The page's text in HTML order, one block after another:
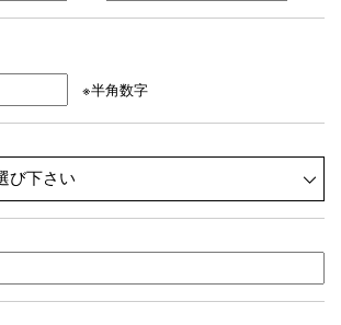
※半角数字